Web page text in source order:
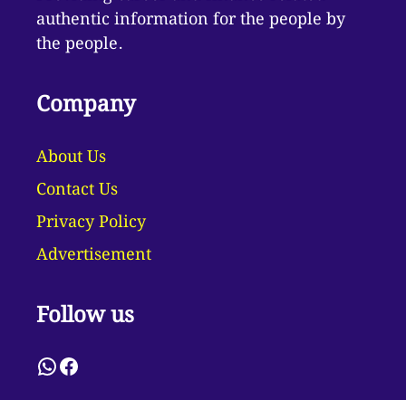
authentic information for the people by
the people.
Company
About Us
Contact Us
Privacy Policy
Advertisement
Follow us
WhatsApp
Facebook